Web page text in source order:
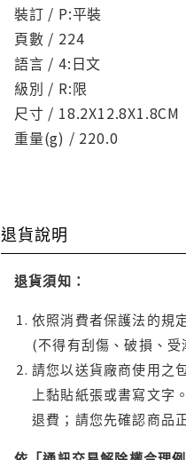
裝訂 / P:平裝
頁數 / 224
語言 / 4:日文
級別 / R:限
尺寸 / 18.2X12.8X1.8CM
重量(g) / 220.0
退貨說明
退貨須知：
依照消費者保護法的規
(不得有刮傷、破損、
請您以送貨廠商使用之
上黏貼紙張或書寫文
退費；請您先確認商品